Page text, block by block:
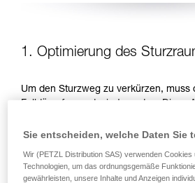
1. Optimierung des
Um den Sturzweg zu verkürzen, muss
Falldämpfers reduziert werden. Diese
abhängig. Es gibt zwei Möglichkeiten,
Anschlagpunktes bevorzugen und die
Verbindungsmittels reduzieren.
Sie entscheiden, welche Daten Sie
Wir (PETZL Distribution SAS) verwenden Cookies
Technologien, um das ordnungsgemäße
gewährleisten, unsere Inhalte und Anzeigen